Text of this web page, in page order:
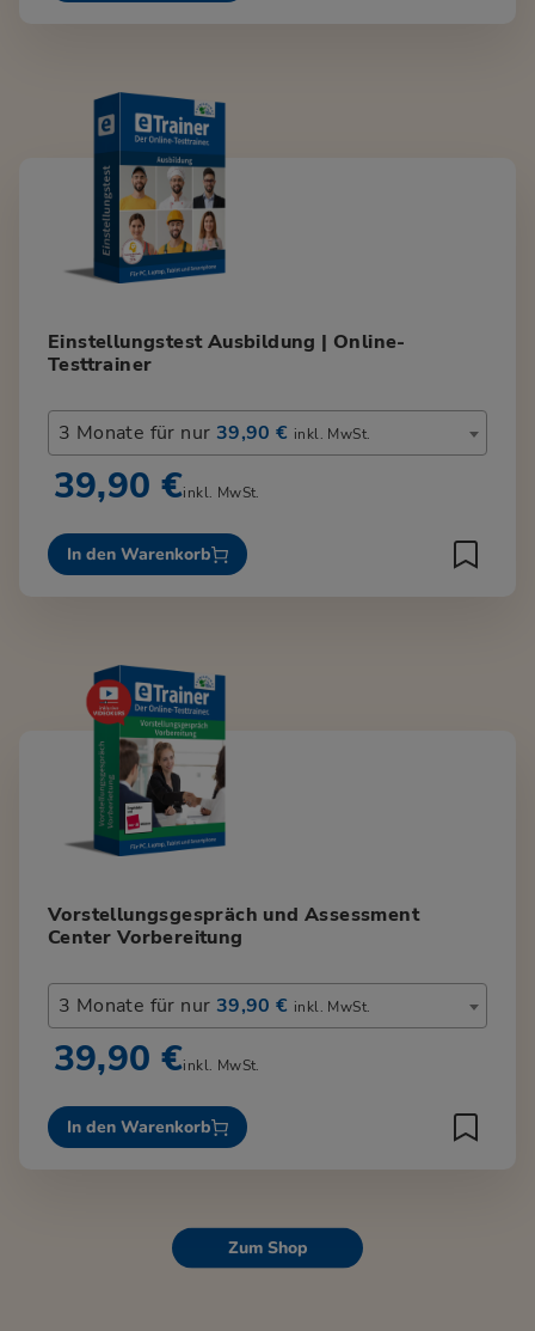
Einstellungstest Ausbildung | Online-
Testtrainer
3 Monate für nur 39,90 € inkl. MwSt.
39,90 €inkl. MwSt.
In den Warenkorb
Vorstellungsgespräch und Assessment
Center Vorbereitung
3 Monate für nur 39,90 € inkl. MwSt.
39,90 €inkl. MwSt.
In den Warenkorb
Zum Shop